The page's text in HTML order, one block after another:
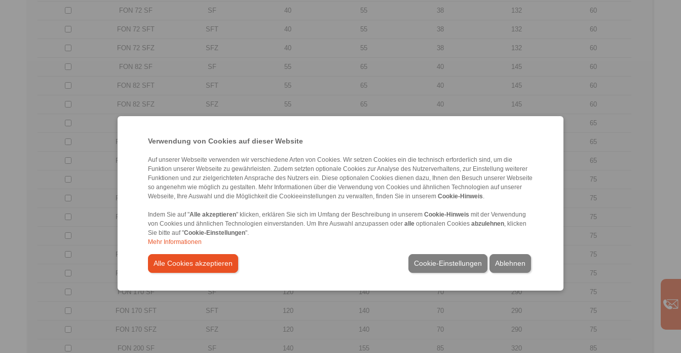
Verwendung von Cookies auf dieser Website
Auf unserer Webseite verwenden wir verschiedene Arten von Cookies. Wir setzen Cookies ein die technisch erforderlich sind, um die
Funktion unserer Webseite zu gewährleisten. Zudem setzten optionale Cookies zur Analyse des Nutzerverhaltens, zur Einstellung weiterer
Funktionen und zur zielgerichteten Ansprache des Nutzers ein. Diese optionalen Cookies dienen dazu, Ihnen den Besuch unserer Webseite
so angenehm wie möglich zu gestalten. Mehr Informationen über die Verwendung von Cookies und ähnlichen Technologien auf unserer
Webseite, Ihre Auswahl und die Möglichkeit die Cookieeinstellungen zu verwalten, finden Sie in unserem Cookie-Hinweis
Indem Sie auf "Alle akzeptieren" klicken, erklären Sie sich im Umfang der Beschreibung in unserem Cookie-Hinweis mit der Verwendung
von Cookies und ähnlichen Technologien einverstanden. Um Ihre Auswahl anzupassen oder alle optionalen Cookies abzulehnen , klicken
Sie bitte auf "Cookie-Einstellungen".
Mehr Informationen
Alle Cookies akzeptieren Ablehnen
Cookie-Einstellungen
FON 72 SF SF 40 55 38 132 60
FON 72 SFT SFT 40 55 38 132 60
FON 72 SFZ SFZ 40 55 38 132 60
FON 82 SF SF 55 65 40 145 60
FON 82 SFT SFT 55 65 40 145 60
FON 82 SFZ SFZ 55 65 40 145 60
65
FON 107 SFT SFT 70 65
FON 107 SFZ SFZ 70 85 45 170 65
FON 127 SF SF 90 100 68 200 75
FON 127 SFT SFT 90 100 68 75
FON 127 SFZ SFZ 90 100 68 200 75
FON 140 SF SF 75
FON 140 SFT SFT 68 250 75
FON 140 SFZ SFZ 68 250 75
FON 170 SF SF 120 140 70 290 75
FON 170 SFT SFT 120 140 70 290 75
FON 170 SFZ SFZ 120 140 70 290 75
FON 200 SF SF 140 155 85 320 85